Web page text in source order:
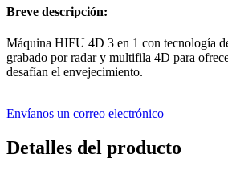
Breve descripción:
Máquina HIFU 4D 3 en 1 con tecnología
grabado por radar y multifila 4D para
desafían el envejecimiento.
Envíanos un correo electrónico
Detalles del producto